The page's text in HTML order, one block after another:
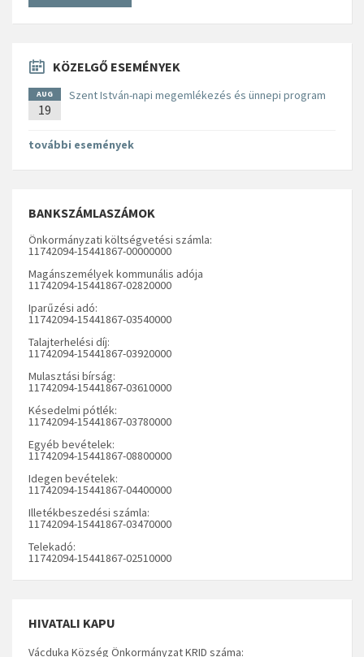
KÖZELGŐ ESEMÉNYEK
AUG
19
Szent István-napi megemlékezés és ünnepi program
további események
BANKSZÁMLASZÁMOK
Önkormányzati költségvetési számla:
11742094-15441867-00000000
Magánszemélyek kommunális adója
11742094-15441867-02820000
Iparűzési adó:
11742094-15441867-03540000
Talajterhelési díj:
11742094-15441867-03920000
Mulasztási bírság:
11742094-15441867-03610000
Késedelmi pótlék:
11742094-15441867-03780000
Egyéb bevételek:
11742094-15441867-08800000
Idegen bevételek:
11742094-15441867-04400000
Illetékbeszedési számla:
11742094-15441867-03470000
Telekadó:
11742094-15441867-02510000
HIVATALI KAPU
Vácduka Község Önkormányzat KRID száma: